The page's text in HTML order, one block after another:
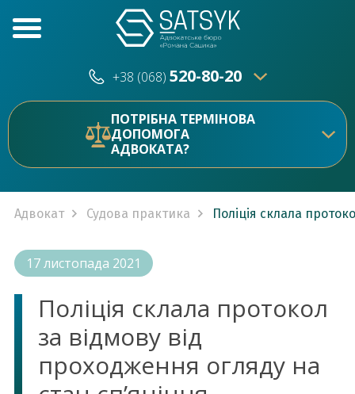
+38 (068) 520-80-20
520-80-20
ПОТРІБНА ТЕРМІНОВА
ДОПОМОГА
АДВОКАТА?
Адвокат Судова практика Поліція склала
17 листопада 2021
Поліція склала протокол
за відмову від
проходження огляду на